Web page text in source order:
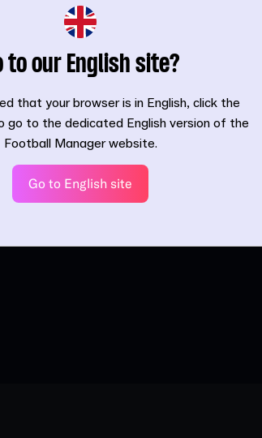
to our English site?
that your browser is in English, click the
go to the dedicated English version of the
Football Manager website.
Go to English site